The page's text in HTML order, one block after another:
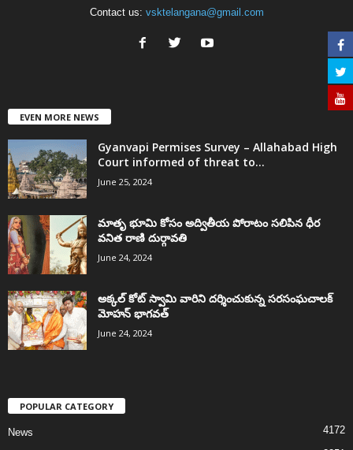
Contact us: vsktelangana@gmail.com
EVEN MORE NEWS
Gyanvapi Permises Survey – Allahabad High
Court informed of threat to...
June 25, 2024
మాతృ భూమి కోసం అద్వితీయ పోరాటం సలిపిన ధీర
వనిత రాణి దుర్గావతి
June 24, 2024
అక్కల్‌ కోట్‌ స్వామి వారిని దర్శించుకున్న సరసంఘచాలక్
మోహన్ భాగవత్
June 24, 2024
POPULAR CATEGORY
News 4172